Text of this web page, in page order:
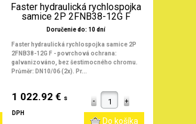
Faster hydraulická rychlospojka
samice 2P 2FNB38-12G F
Doručenie do: 10 dní
Faster hydraulická rychlospojka samice 2P
2FNB38-12G F - povrchová ochrana:
galvanizováno, bez šestimocného chromu.
Průměr: DN10/06 (2x). Pr...
1 022.92 € s
DPH